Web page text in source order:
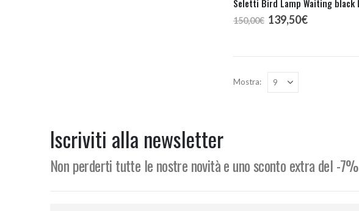
150,00€ Il
prezzo
139,50€Il
Mostra:
Iscriviti alla newsletter
Non perderti tutte le nostre novità e uno sconto extra del -7%